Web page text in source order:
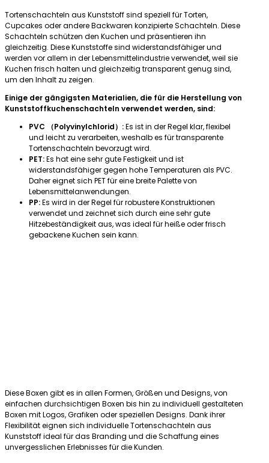
Tortenschachteln aus Kunststoff sind speziell für Torten,
Cupcakes oder andere Backwaren konzipierte Schachteln. Diese
Schachteln schützen den Kuchen und präsentieren ihn
gleichzeitig. Diese Kunststoffe sind widerstandsfähiger und
werden vor allem in der Lebensmittelindustrie verwendet, weil sie
Kuchen frisch halten und gleichzeitig transparent genug sind,
um den Inhalt zu zeigen.
Einige der gängigsten Materialien, die für die Herstellung von
Kunststoffkuchenschachteln verwendet werden, sind:
PVC （Polyvinylchlorid）:Es ist in der Regel klar, flexibel
und leicht zu verarbeiten, weshalb es für transparente
Tortenschachteln bevorzugt wird.
PET:Es hat eine sehr gute Festigkeit und ist
widerstandsfähiger gegen hohe Temperaturen als PVC.
Daher eignet sich PET für eine breite Palette von
Lebensmittelanwendungen.
PP:Es wird in der Regel für robustere Konstruktionen
verwendet und zeichnet sich durch eine sehr gute
Hitzebeständigkeit aus, was ideal für heiße oder frisch
gebackene Kuchen sein kann.
Diese Boxen gibt es in allen Formen, Größen und Designs, von
einfachen durchsichtigen Boxen bis hin zu individuell gestalteten
Boxen mit Logos, Grafiken oder speziellen Designs. Dank ihrer
Flexibilität eignen sich individuelle Tortenschachteln aus
Kunststoff ideal für das Branding und die Schaffung eines
unvergesslichen Erlebnisses für die Kunden.